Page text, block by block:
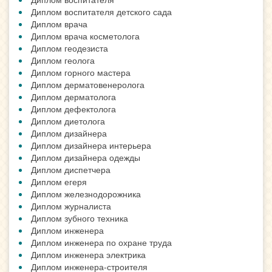
Диплом воспитателя детского сада
Диплом врача
Диплом врача косметолога
Диплом геодезиста
Диплом геолога
Диплом горного мастера
Диплом дерматовенеролога
Диплом дерматолога
Диплом дефектолога
Диплом диетолога
Диплом дизайнера
Диплом дизайнера интерьера
Диплом дизайнера одежды
Диплом диспетчера
Диплом егеря
Диплом железнодорожника
Диплом журналиста
Диплом зубного техника
Диплом инженера
Диплом инженера по охране труда
Диплом инженера электрика
Диплом инженера-строителя